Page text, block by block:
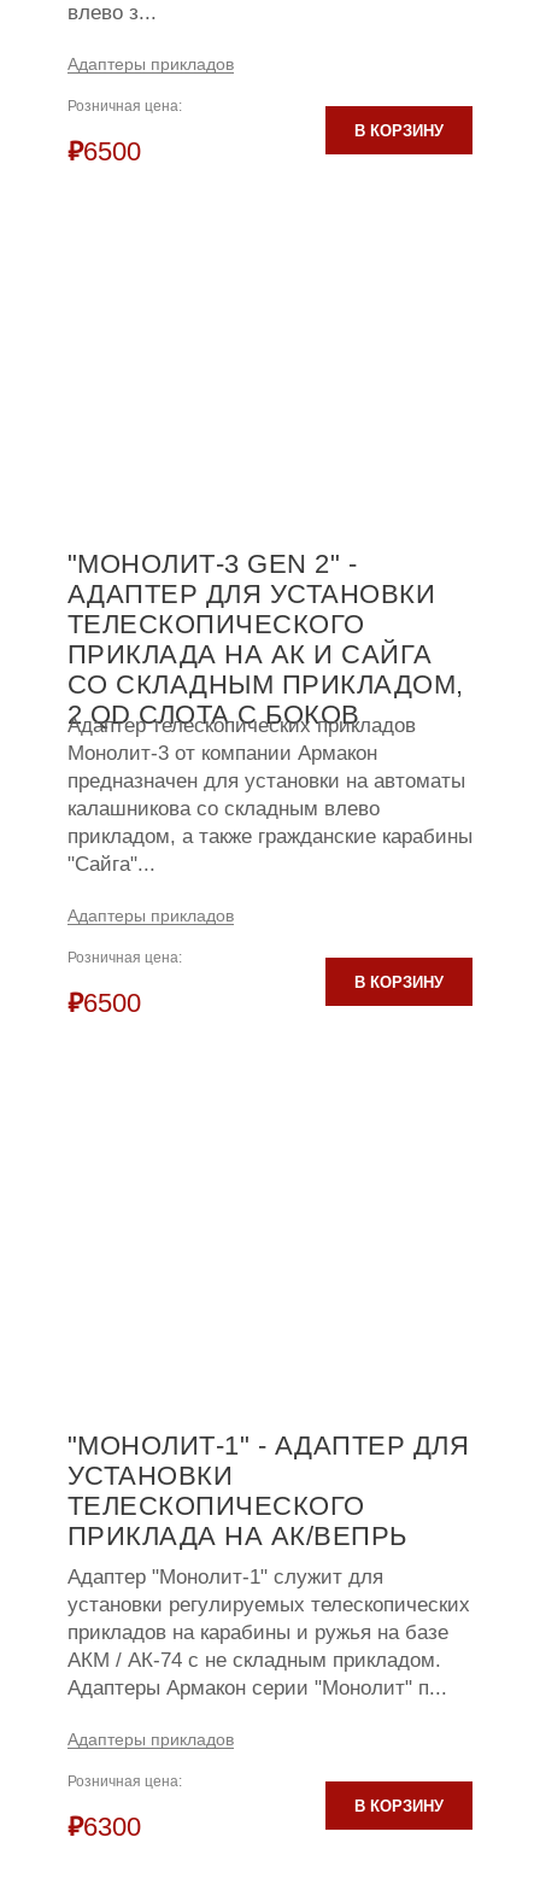
влево з...
Адаптеры прикладов
Розничная цена:
₽6500
В КОРЗИНУ
"МОНОЛИТ-3 GEN 2" -
АДАПТЕР ДЛЯ УСТАНОВКИ
ТЕЛЕСКОПИЧЕСКОГО
ПРИКЛАДА НА АК И САЙГА
СО СКЛАДНЫМ ПРИКЛАДОМ,
2 QD СЛОТА С БОКОВ
Адаптер телескопических прикладов
Монолит-3 от компании Армакон
предназначен для установки на автоматы
калашникова со складным влево
прикладом, а также гражданские карабины
"Сайга"...
Адаптеры прикладов
Розничная цена:
₽6500
В КОРЗИНУ
"МОНОЛИТ-1" - АДАПТЕР ДЛЯ
УСТАНОВКИ
ТЕЛЕСКОПИЧЕСКОГО
ПРИКЛАДА НА АК/ВЕПРЬ
Адаптер "Монолит-1" служит для
установки регулируемых телескопических
прикладов на карабины и ружья на базе
АКМ / АК-74 с не складным прикладом.
Адаптеры Армакон серии "Монолит" п...
Адаптеры прикладов
Розничная цена:
₽6300
В КОРЗИНУ